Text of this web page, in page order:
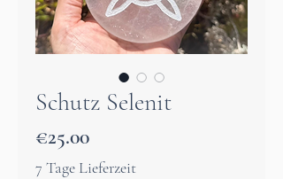
Schutz Selenit
€25.00Price
7 Tage Lieferzeit